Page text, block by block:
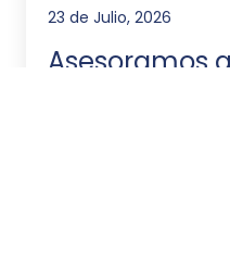
23 de Julio, 2026
Asesoramos